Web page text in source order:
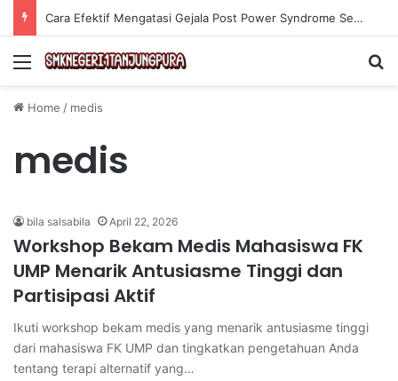
Cara Efektif Mengatasi Gejala Post Power Syndrome Setelah Pensiun Kerja
Menu
Home / medis
medis
bila salsabila April 22, 2026
Workshop Bekam Medis Mahasiswa FK
UMP Menarik Antusiasme Tinggi dan
Partisipasi Aktif
Ikuti workshop bekam medis yang menarik antusiasme tinggi
dari mahasiswa FK UMP dan tingkatkan pengetahuan Anda
tentang terapi alternatif yang…